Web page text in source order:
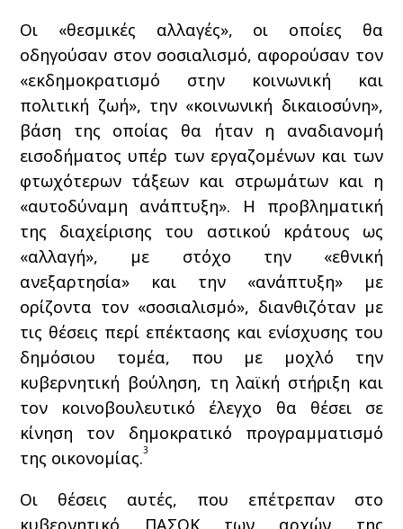
Οι «θεσμικές αλλαγές», οι οποίες θα
οδηγούσαν στον σοσιαλισμό, αφορούσαν τον
«εκδημοκρατισμό στην κοινωνική και
πολιτική ζωή», την «κοινωνική δικαιοσύνη»,
βάση της οποίας θα ήταν η αναδιανομή
εισοδήματος υπέρ των εργαζομένων και των
φτωχότερων τάξεων και στρωμάτων και η
«αυτοδύναμη ανάπτυξη». Η προβληματική
της διαχείρισης του αστικού κράτους ως
«αλλαγή», με στόχο την «εθνική
ανεξαρτησία» και την «ανάπτυξη» με
ορίζοντα τον «σοσιαλισμό», διανθιζόταν με
τις θέσεις περί επέκτασης και ενίσχυσης του
δημόσιου τομέα, που με μοχλό την
κυβερνητική βούληση, τη λαϊκή στήριξη και
τον κοινοβουλευτικό έλεγχο θα θέσει σε
κίνηση τον δημοκρατικό προγραμματισμό
της οικονομίας.3
Οι θέσεις αυτές, που επέτρεπαν στο
κυβερνητικό ΠΑΣΟΚ των αρχών της